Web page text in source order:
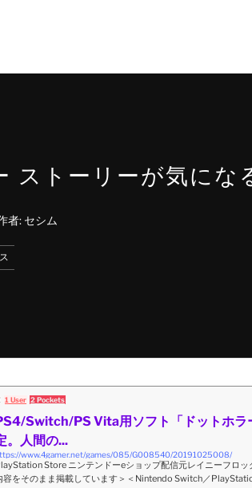
ストーリーが気にな
者: セシム
1 User 2 Pockets
Switch/PS Vita用ソフト「ドットホラ
。人間の...
www.4gamer.net/games/085/G008540/20191025008/
Store ニンテンドーeショップ配信元レイニーフロ
容をそのまま掲載しています＞＜Nintendo Switch／